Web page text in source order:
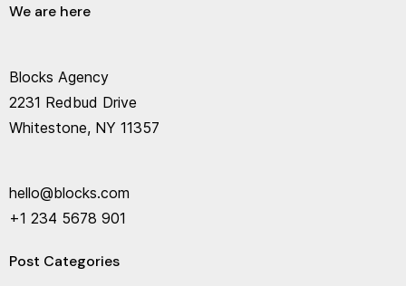
We are here
Blocks Agency
2231 Redbud Drive
Whitestone, NY 11357
hello@blocks.com
+1 234 5678 901
Post Categories